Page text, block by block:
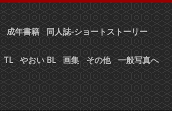
成年書籍 同人誌-ショートストーリー
TL やおい BL 画集 その他 一般写真へ